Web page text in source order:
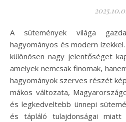
A sütemények világa gazdag és sokszínű, tele
hagyományos és modern
különösen nagy jelentőséget
amelyek nemcsak finomak,
hagyományok szerves részét
mákos változata,
és legkedveltebb ünnepi
és tápláló tulajdonságai